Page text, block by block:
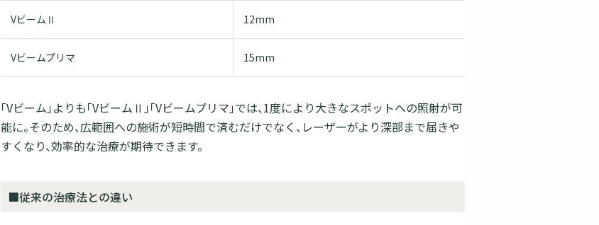
VビームⅡ 12mm
Vビームプリマ 15mm
「Vビーム」よりも「VビームⅡ」「Vビームプリマ」では、1度により大きなスポットへの照射が可
能に。そのため、広範囲への施術が短時間で済むだけでなく、レーザーがより深部まで届きや
すくなり、効率的な治療が期待できます。
■従来の治療法との違い